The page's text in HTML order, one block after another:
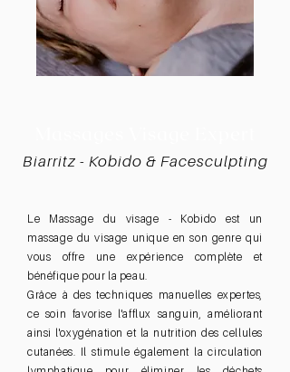
Biarritz - Kobido & Facesculpting
Le Massage du visage - Kobido est un
massage du visage unique en son genre qui
vous offre une expérience complète et
bénéfique pour la peau.
Grâce à des techniques manuelles expertes,
ce soin favorise l'afflux sanguin, améliorant
ainsi l'oxygénation et la nutrition des cellules
cutanées. Il stimule également la circulation